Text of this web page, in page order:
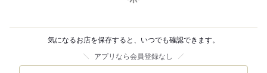
気になるお店を保存すると、いつでも確認できます。
アプリなら会員登録なし